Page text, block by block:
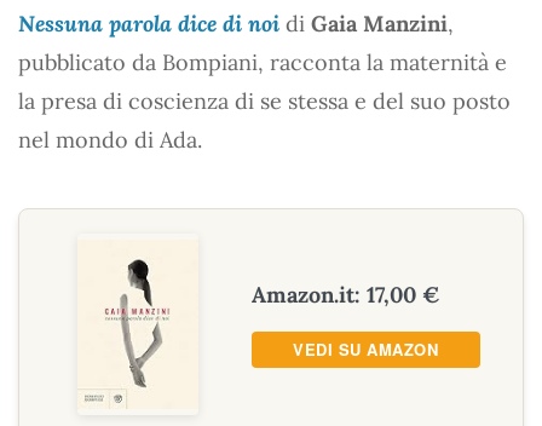
Nessuna parola dice di noi di Gaia Manzini,
pubblicato da Bompiani, racconta la maternità e
la presa di coscienza di se stessa e del suo posto
nel mondo di Ada.
Amazon.it: 17,00 €
VEDI SU AMAZON